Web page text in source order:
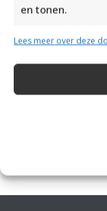
en tonen.
Lees meer over deze